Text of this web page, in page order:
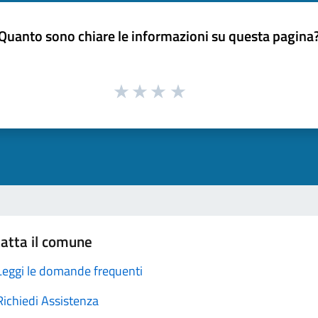
sono chiare le informazioni su questa
il comune
le domande frequenti
Assistenza